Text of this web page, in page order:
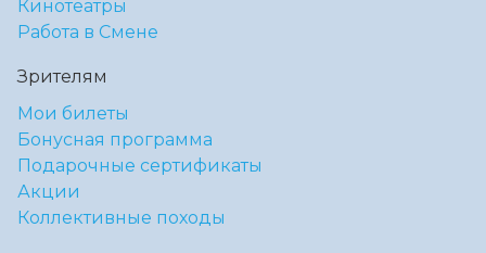
Кинотеатры
Работа в Смене
Зрителям
Мои билеты
Бонусная программа
Подарочные сертификаты
Акции
Коллективные походы